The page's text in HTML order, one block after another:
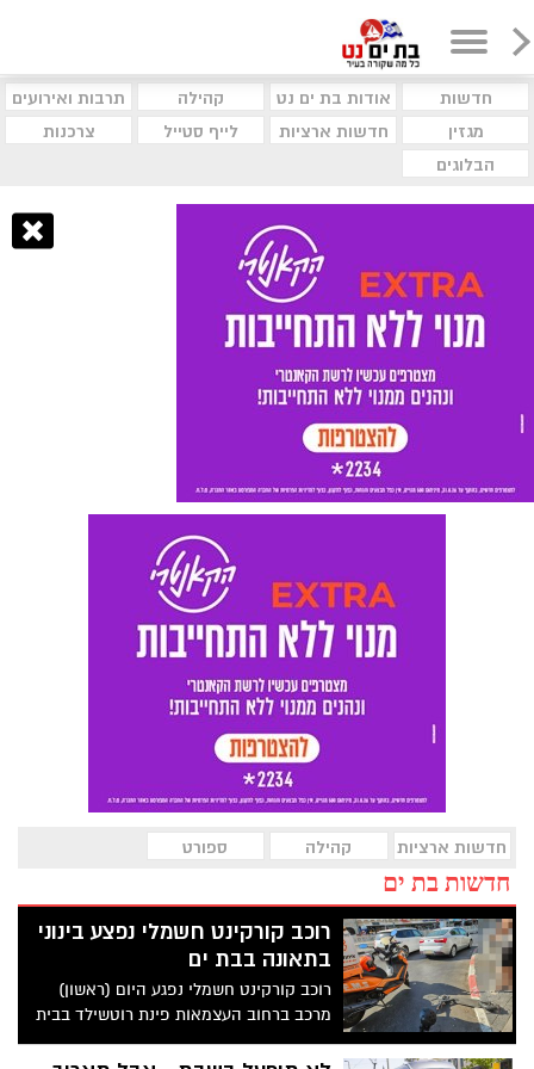
חדשות אודות בת ים נט קהילה
תרבות ואירועים
מגזין
חדשות ארציות לייף סטייל
צרכנות
הבלוגים
חדשות ארציות קהילה ספורט
חדשות בת ים
רוכב קורקינט חשמלי נפצע בינוני
בתאונה בבת ים
רוכב קורקינט חשמלי נפגע היום (ראשון)
מרכב ברחוב העצמאות פינת רוטשילד בבית
ים. חובשים ופראמדיקים של מד"א העניקו
טיפול רפואי ופינו לבי"ח וולפסון, גבר בן 36